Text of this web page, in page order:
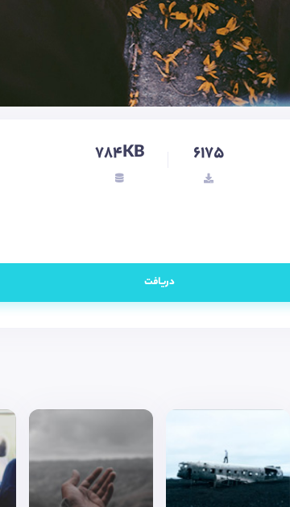
6175
784KB
دریافت